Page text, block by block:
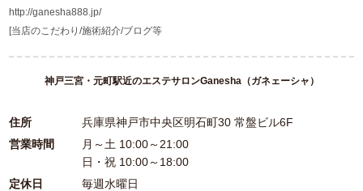
http://ganesha888.jp/
[当店のこだわり/施術紹介/ブログ等
神戸三宮・元町駅近のエステサロンGanesha（ガネェーシャ）
住所
兵庫県神戸市中央区明石町30 常盤ビル6F
営業時間
月～土 10:00～21:00
日・祝 10:00～18:00
定休日
毎週水曜日